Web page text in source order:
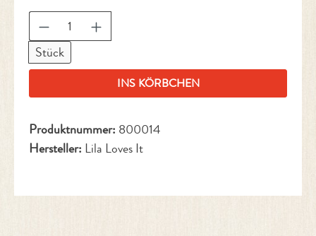
Produkt Anzahl: Gib den gewünschten Wert
Stück
INS KÖRBCHEN
Produktnummer: 800014
Hersteller: Lila Loves It